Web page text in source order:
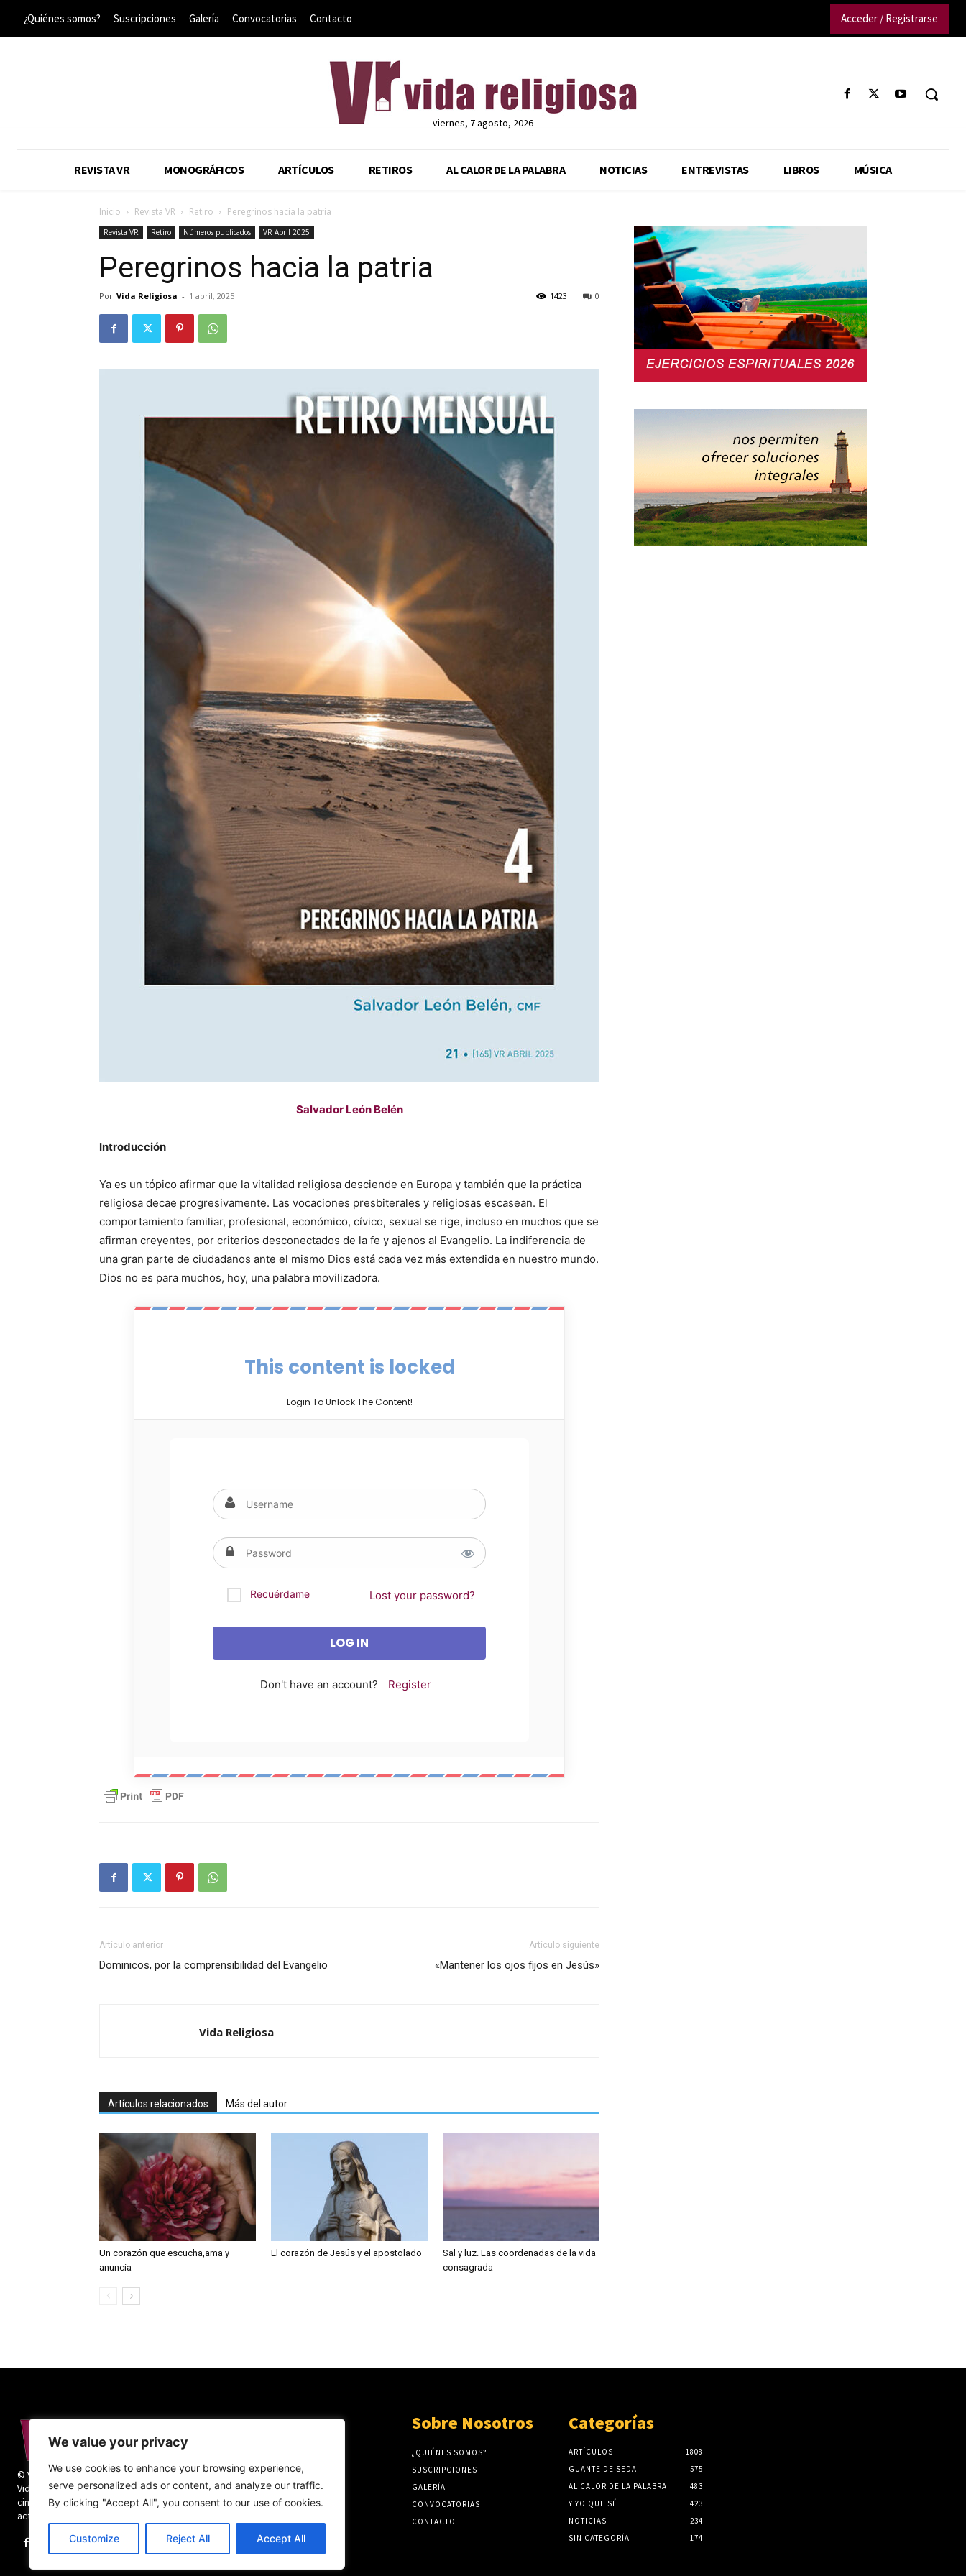
We value your privacy
We use cookies to enhance your browsing experience,
serve personalized ads or content, and analyze our traffic.
By clicking "Accept All", you consent to our use of cookies.
Customize Reject All Accept All
¿Quiénes somos? Suscripciones Galería Convocatorias Contacto Acceder / Registrarse
viernes, 7 agosto, 2026
REVISTA VR MONOGRÁFICOS ARTÍCULOS RETIROS AL CALOR DE LA PALABRA NOTICIAS ENTREVISTAS LIBROS MÚSICA
Inicio Revista VR Retiro Peregrinos hacia la patria
Revista VR Retiro Números publicados VR Abril 2025
Peregrinos hacia la patria
Por Vida Religiosa - 1 abril, 2025 0
1423
Salvador León Belén
Introducción
Ya es un tópico afirmar que la vitalidad religiosa desciende en Europa y también que la práctica
religiosa decae progresivamente. Las vocaciones presbiterales y religiosas escasean. El
comportamiento familiar, profesional, económico, cívico, sexual se rige, incluso en muchos que se
afirman creyentes, por criterios desconectados de la fe y ajenos al Evangelio. La indiferencia de
una gran parte de ciudadanos ante el mismo Dios está cada vez más extendida en nuestro mundo.
Dios no es para muchos, hoy, una palabra movilizadora.
This content is locked
Login To Unlock The Content!
Recuérdame Lost your password?
Don't have an account? Register
Artículo anterior
Dominicos, por la comprensibilidad del Evangelio
Artículo siguiente
«Mantener los ojos fijos en Jesús»
Vida Religiosa
Artículos relacionados Más del autor
Un corazón que escucha,ama y
anuncia
El corazón de Jesús y el apostolado
Sal y luz. Las coordenadas de la vida
consagrada
© Vida Religiosa. Todos los derechos reservados.
Vida Religiosa es una revista mensual y además
cinco números monográficos sobre teología y
actualidad de la vida religiosa.
Sobre Nosotros
¿QUIÉNES SOMOS?
SUSCRIPCIONES
GALERÍA
CONVOCATORIAS
CONTACTO
Categorías
ARTÍCULOS
1808
GUANTE DE SEDA
575
AL CALOR DE LA PALABRA
483
Y YO QUE SÉ
423
NOTICIAS
234
SIN CATEGORÍA
174